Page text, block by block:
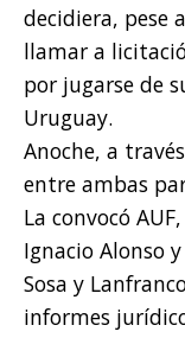
decidiera, pese
llamar a
por jugarse de
Uruguay.
Anoche, a
entre ambas
La convocó
Ignacio Alonso
Sosa y
informes